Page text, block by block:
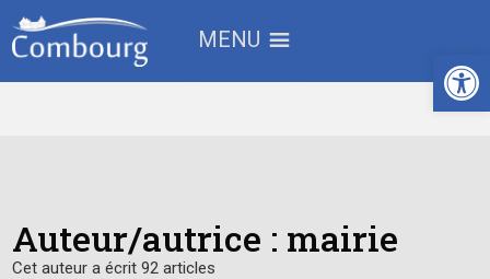
MENU
Auteur/autrice : mairie
Cet auteur a écrit 92 articles